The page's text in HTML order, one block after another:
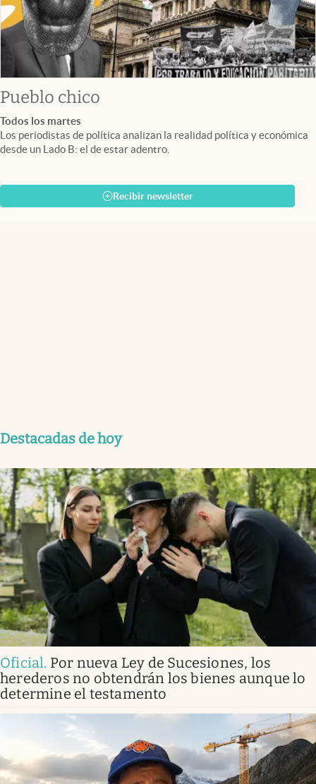
Pueblo chico
Todos los martes
Los periodistas de política analizan la realidad política y económica
desde un Lado B: el de estar adentro.
Recibir newsletter
Destacadas de hoy
Oficial. Por nueva Ley de Sucesiones, los
herederos no obtendrán los bienes aunque lo
determine el testamento